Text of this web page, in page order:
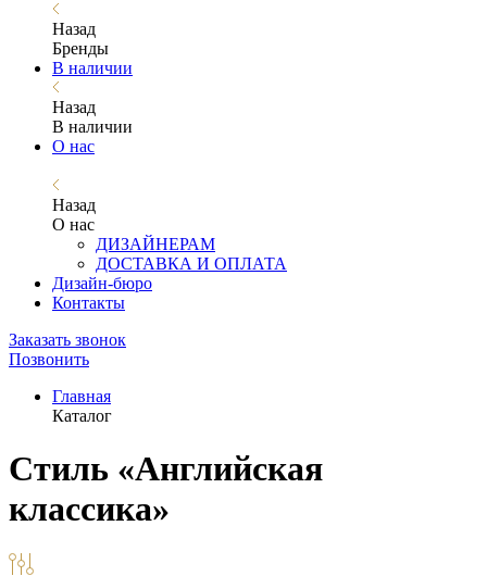
Назад
Бренды
В наличии
Назад
В наличии
О нас
Назад
О нас
ДИЗАЙНЕРАМ
ДОСТАВКА И ОПЛАТА
Дизайн-бюро
Контакты
Заказать звонок
Позвонить
Главная
Каталог
Стиль «Английская
классика»